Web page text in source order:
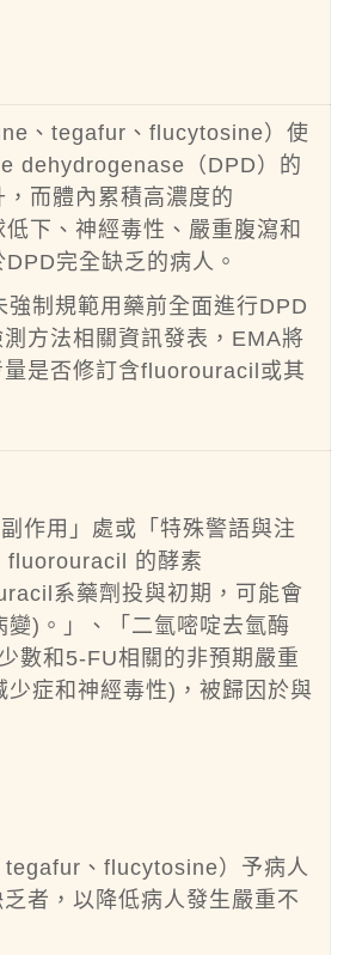
、tegafur、flucytosine）使
dehydrogenase（DPD）的
而體內累積高濃度的
下、神經毒性、嚴重腹瀉和
完全缺乏的病人。
制規範用藥前全面進行DPD
方法相關資訊發表，EMA將
是否修訂含fluorouracil或其
作用」處或「特殊警語與注
fluorouracil 的酵素
系藥劑投與初期，可能會
)。」、「二氫嘧啶去氫酶
和5-FU相關的非預期嚴重
症和神經毒性)，被歸因於與
、flucytosine）予病人
者，以降低病人發生嚴重不